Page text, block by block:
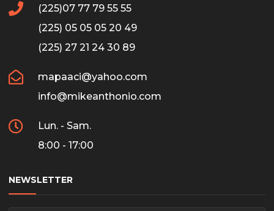
(225)07 77 79 55 55
(225) 05 05 05 20 49
(225) 27 21 24 30 89
mapaaci@yahoo.com
info@mikeanthonio.com
Lun. - Sam.
8:00 - 17:00
NEWSLETTER